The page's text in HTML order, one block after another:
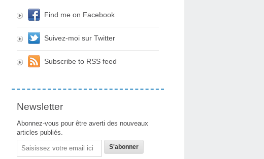
Find me on Facebook
Suivez-moi sur Twitter
Subscribe to RSS feed
Newsletter
Abonnez-vous pour être averti des nouveaux
articles publiés.